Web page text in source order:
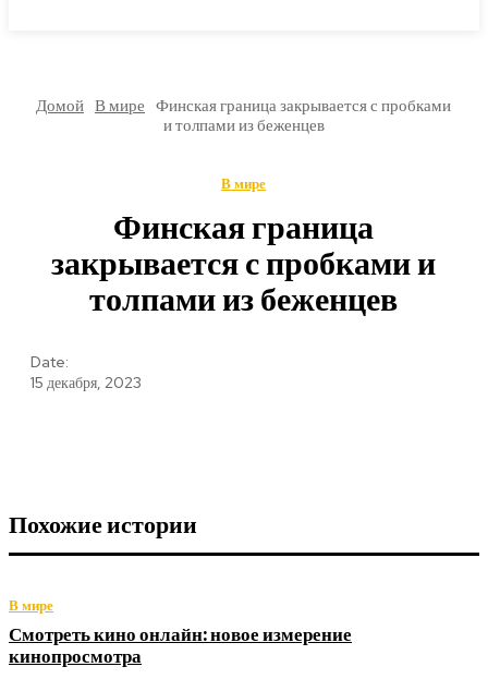
Домой В мире
Финская граница закрывается с пробками
и толпами из беженцев
В мире
Финская граница
закрывается с пробками и
толпами из беженцев
Date:
15 декабря, 2023
Похожие истории
В мире
Смотреть кино онлайн: новое измерение
кинопросмотра